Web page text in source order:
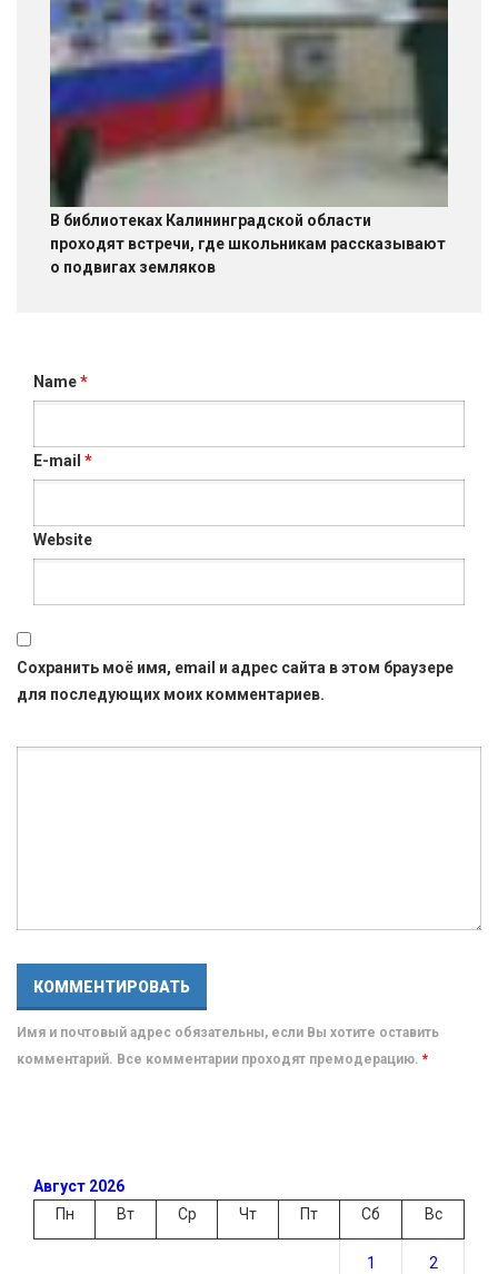
В библиотеках Калининградской области
проходят встречи, где школьникам рассказывают
о подвигах земляков
Name*
E-mail *
Website
Сохранить моё имя, email и адрес сайта в этом браузере
для последующих моих комментариев.
Имя и почтовый адрес обязательны, если Вы хотите оставить
комментарий. Все комментарии проходят премодерацию. *
Август 2026
Пн
Вт Ср Чт Пт Сб Вс
1 2